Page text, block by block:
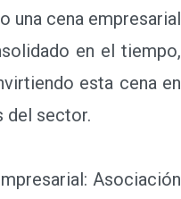
una cena empresarial
en el tiempo,
esta cena en
del sector.
Asociación